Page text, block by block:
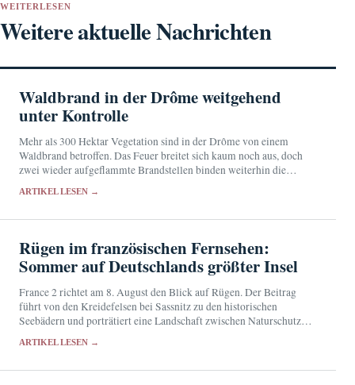
WEITERLESEN
Weitere aktuelle Nachrichten
Waldbrand in der Drôme weitgehend
unter Kontrolle
Mehr als 300 Hektar Vegetation sind in der Drôme von einem
Waldbrand betroffen. Das Feuer breitet sich kaum noch aus, doch
zwei wieder aufgeflammte Brandstellen binden weiterhin die
ARTIKEL LESEN →
Rügen im französischen Fernsehen:
Sommer auf Deutschlands größter Insel
France 2 richtet am 8. August den Blick auf Rügen. Der Beitrag
führt von den Kreidefelsen bei Sassnitz zu den historischen
Seebädern und porträtiert eine Landschaft zwischen Naturschutz
ARTIKEL LESEN →